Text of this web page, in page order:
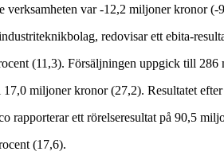
verksamheten var -12,2 miljoner kronor (-
redovisar ett ebita-
(11,3). Försäljningen uppgick till
miljoner kronor (27,2). Resultatet
rapporterar ett rörelseresultat på 90,5
(17,6).